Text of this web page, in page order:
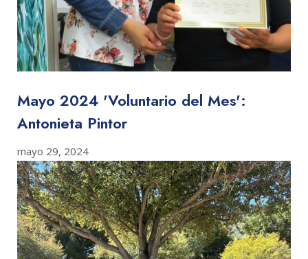
Mayo 2024 'Voluntario del Mes':
Antonieta Pintor
mayo 29, 2024